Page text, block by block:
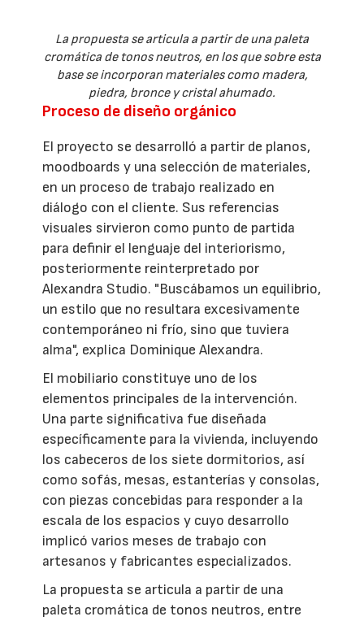
La propuesta se articula a partir de una paleta
cromática de tonos neutros, en los que sobre esta
base se incorporan materiales como madera,
piedra, bronce y cristal ahumado.
Proceso de diseño orgánico
El proyecto se desarrolló a partir de planos,
moodboards y una selección de materiales,
en un proceso de trabajo realizado en
diálogo con el cliente. Sus referencias
visuales sirvieron como punto de partida
para definir el lenguaje del interiorismo,
posteriormente reinterpretado por
Alexandra Studio. "Buscábamos un equilibrio,
un estilo que no resultara excesivamente
contemporáneo ni frío, sino que tuviera
alma", explica Dominique Alexandra.
El mobiliario constituye uno de los
elementos principales de la intervención.
Una parte significativa fue diseñada
específicamente para la vivienda, incluyendo
los cabeceros de los siete dormitorios, así
como sofás, mesas, estanterías y consolas,
con piezas concebidas para responder a la
escala de los espacios y cuyo desarrollo
implicó varios meses de trabajo con
artesanos y fabricantes especializados.
La propuesta se articula a partir de una
paleta cromática de tonos neutros, entre